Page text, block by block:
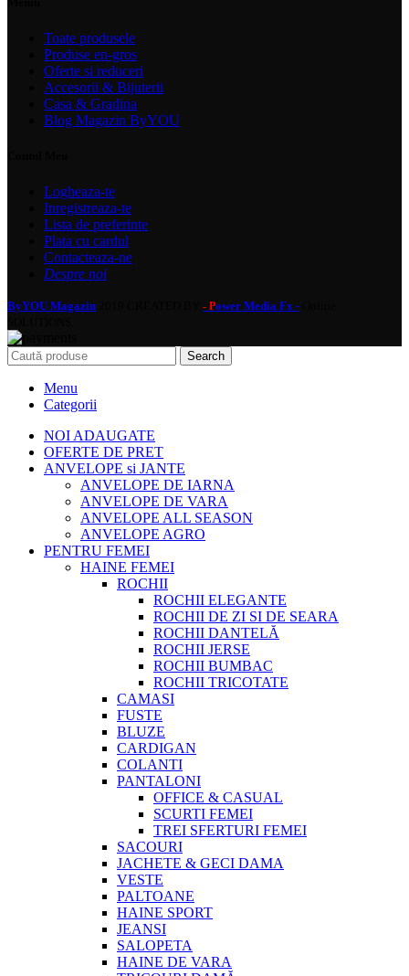
Toate produsele
Produse en-gros
Oferte si reduceri
Accesorii & Bijuterii
Casa & Gradina
Blog Magazin ByYOU
Logheaza-te
Inregistreaza-te
Lista de preferinte
Plata cu cardul
Contacteaza-ne
Despre noi
ByYOU Magazin - Power Media Fx -
Search
Menu
Categorii
NOI ADAUGATE
OFERTE DE PRET
ANVELOPE si JANTE
ANVELOPE DE IARNA
ANVELOPE DE VARA
ANVELOPE ALL SEASON
ANVELOPE AGRO
PENTRU FEMEI
HAINE FEMEI
ROCHII
ROCHII ELEGANTE
ROCHII DE ZI SI DE SEARA
ROCHII DANTELĂ
ROCHII JERSE
ROCHII BUMBAC
ROCHII TRICOTATE
CAMASI
FUSTE
BLUZE
CARDIGAN
COLANTI
PANTALONI
OFFICE & CASUAL
SCURTI FEMEI
TREI SFERTURI FEMEI
SACOURI
JACHETE & GECI DAMA
VESTE
PALTOANE
HAINE SPORT
JEANSI
SALOPETA
HAINE DE VARA